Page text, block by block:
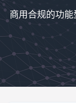
商用合规的功